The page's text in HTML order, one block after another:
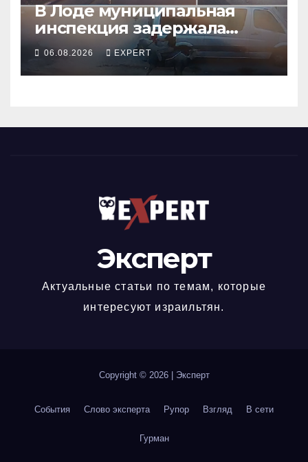
В Лоде муниципальная
инспекция задержала
подростка, устроившего
опасную скачку на лошади
по улицам города
06.08.2026 EXPERT
Эксперт
Актуальные статьи по темам, которые
интересуют израильтян.
Copyright © 2026 | Эксперт
События Слово эксперта Рупор Взгляд В сети
Гурман